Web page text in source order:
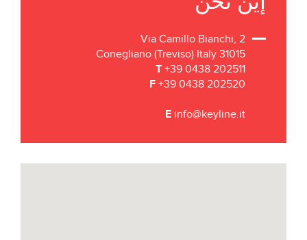
Via Camillo Bianchi, 2
31015 Conegliano (Treviso) Italy
T +39 0438 202511
F +39 0438 202520
E info@keyline.it